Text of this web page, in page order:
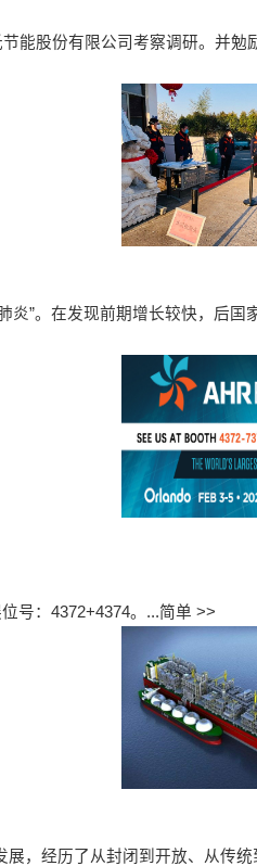
能股份有限公司考察调研。并
”。在发现前期增长较快，后
号：4372+4374。...简单 >>
，经历了从封闭到开放、从传